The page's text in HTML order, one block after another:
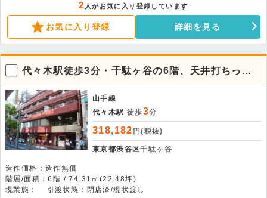
2 人がお気に入り登録しています
お気に入り登録 詳細を見る
代々木駅徒歩3分・千駄ヶ谷の6階、天井打ちっぱ
なしのお洒落な貸事務所
山手線
代々木駅 徒歩3分
318,182 円(税抜)
東京都渋谷区千駄ヶ谷
造作価格：造作無償
階層/面積：6階 / 74.31㎡(22.48坪)
現業態：
引渡状態：閉店済/現状渡し